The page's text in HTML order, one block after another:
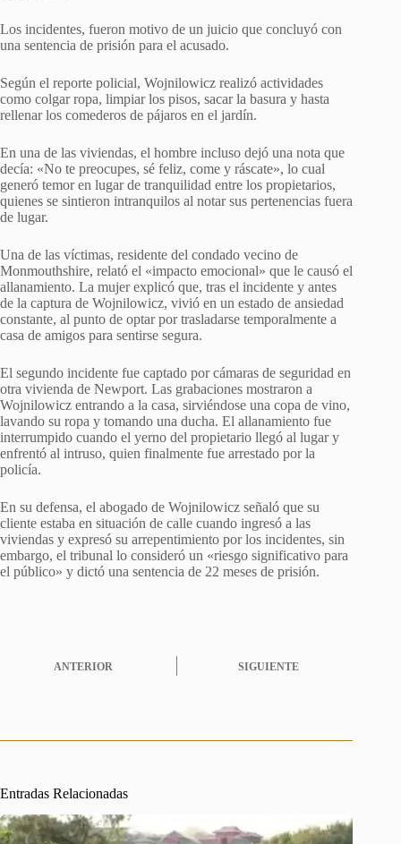
Los incidentes, fueron motivo de un juicio que concluyó con
una sentencia de prisión para el acusado.
Según el reporte policial, Wojnilowicz realizó actividades
como colgar ropa, limpiar los pisos, sacar la basura y hasta
rellenar los comederos de pájaros en el jardín.
En una de las viviendas, el hombre incluso dejó una nota que
decía: «No te preocupes, sé feliz, come y ráscate», lo cual
generó temor en lugar de tranquilidad entre los propietarios,
quienes se sintieron intranquilos al notar sus pertenencias fuera
de lugar.
Una de las víctimas, residente del condado vecino de
Monmouthshire, relató el «impacto emocional» que le causó el
allanamiento. La mujer explicó que, tras el incidente y antes
de la captura de Wojnilowicz, vivió en un estado de ansiedad
constante, al punto de optar por trasladarse temporalmente a
casa de amigos para sentirse segura.
El segundo incidente fue captado por cámaras de seguridad en
otra vivienda de Newport. Las grabaciones mostraron a
Wojnilowicz entrando a la casa, sirviéndose una copa de vino,
lavando su ropa y tomando una ducha. El allanamiento fue
interrumpido cuando el yerno del propietario llegó al lugar y
enfrentó al intruso, quien finalmente fue arrestado por la
policía.
En su defensa, el abogado de Wojnilowicz señaló que su
cliente estaba en situación de calle cuando ingresó a las
viviendas y expresó su arrepentimiento por los incidentes, sin
embargo, el tribunal lo consideró un «riesgo significativo para
el público» y dictó una sentencia de 22 meses de prisión.
ANTERIOR SIGUIENTE
Entradas Relacionadas